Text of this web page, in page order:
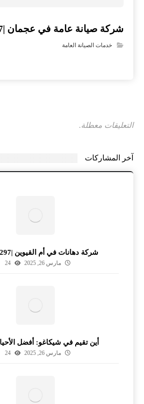
شركة صيانة عامة في عجمان |0547149297
خدمات الصيانة العامة
التعليقات معطلة.
آخر المشاركات
شركة دهانات في أم القيوين |0547149297
مارس 26, 2025 24
أين تقيم في شيكاغو: أفضل
مارس 26, 2025 24